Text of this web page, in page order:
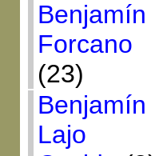
Benjamín
Forcano
(23)
Benjamín
Lajo